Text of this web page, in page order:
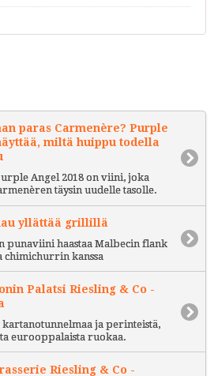
paras Carmenère? Purple
miltä huippu todella
Angel 2018 on viini, joka
täysin uudelle tasolle.
yllättää grillillä
punaviini haastaa Malbecin flank
chimichurrin kanssa
Palatsi Riesling & Co -
kartanotunnelmaa ja perinteistä,
eurooppalaista ruokaa.
Riesling & Co -